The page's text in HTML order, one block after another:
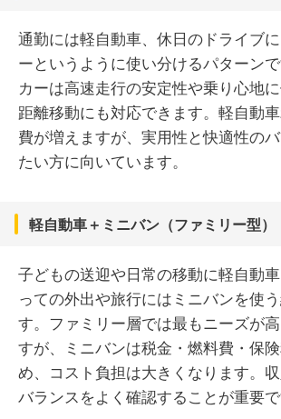
通勤には軽自動車、休日のドライブ
ーというように使い分けるパターン
カーは高速走行の安定性や乗り心地
距離移動にも対応できます。軽自動
費が増えますが、実用性と快適性の
たい方に向いています。
軽自動車＋ミニバン（ファミリー型）
子どもの送迎や日常の移動に軽自動
っての外出や旅行にはミニバンを使
す。ファミリー層では最もニーズが
すが、ミニバンは税金・燃料費・保
め、コスト負担は大きくなります。
バランスをよく確認することが重要で